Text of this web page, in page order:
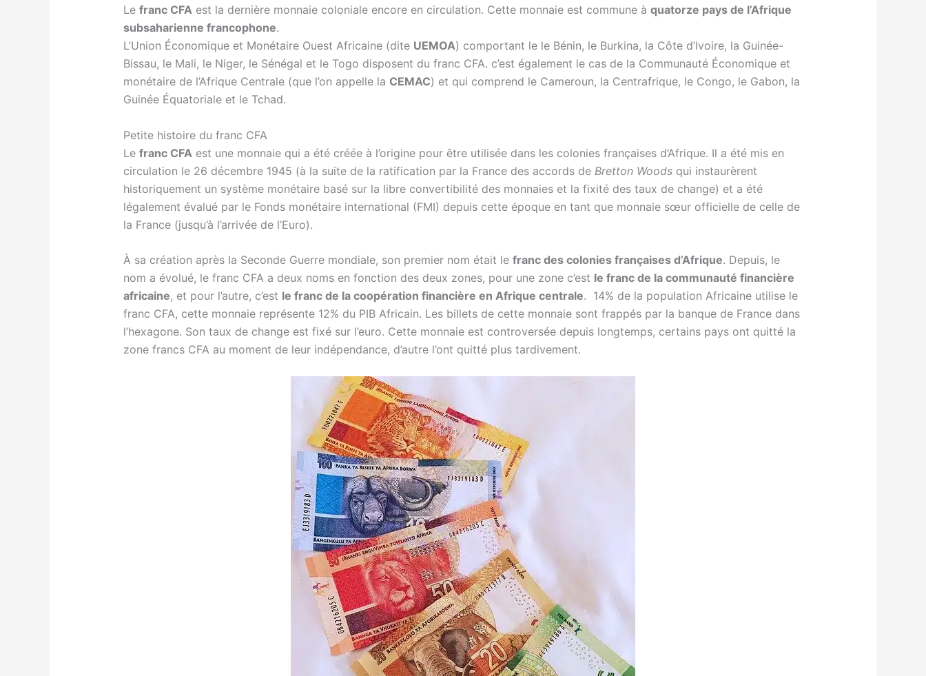
Le franc CFAest la dernière monnaie coloniale encore en circulation. Cette monnaie est commune à quatorze pays de l’Afrique
subsaharienne francophone.
L’Union Économique et Monétaire Ouest Africaine (dite UEMOA) comportant le le Bénin, le Burkina, la Côte d’Ivoire, la Guinée-
Bissau, le Mali, le Niger, le Sénégal et le Togo disposent du franc CFA. c’est également le cas de la Communauté Économique et
monétaire de l’Afrique Centrale (que l’on appelle la CEMAC) et qui comprend le Cameroun, la Centrafrique, le Congo, le Gabon, la
Guinée Équatoriale et le Tchad.
Petite histoire du franc CFA
Le franc CFA est une monnaie qui a été créée à l’origine pour être utilisée dans les colonies françaises d’Afrique. Il a été mis en
circulation le 26 décembre 1945 (à la suite de la ratification par la France des accords de Bretton Woodsqui instaurèrent
historiquement un système monétaire basé sur la libre convertibilité des monnaies et la fixité des taux de change) et a été
légalement évalué par le Fonds monétaire international (FMI) depuis cette époque en tant que monnaie sœur officielle de celle de
la France (jusqu’à l’arrivée de l’Euro).
À sa création après la Seconde Guerre mondiale, son premier nom était le franc des colonies françaises d’Afrique. Depuis, le
nom a évolué, le franc CFA a deux noms en fonction des deux zones, pour une zone c’est le franc de la communauté financière
africaine, et pour l’autre, c’est le franc de la coopération financière en Afrique centrale. 14% de la population Africaine utilise le
franc CFA, cette monnaie représente 12% du PIB Africain. Les billets de cette monnaie sont frappés par la banque de France dans
l’hexagone. Son taux de change est fixé sur l’euro. Cette monnaie est controversée depuis longtemps, certains pays ont quitté la
zone francs CFA au moment de leur indépendance, d’autre l’ont quitté plus tardivement.